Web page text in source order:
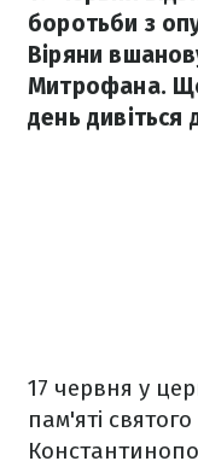
боротьби з
Віряни
Митрофана.
день дивіться
17 червня у
пам'яті